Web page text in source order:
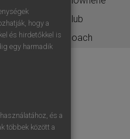
club
coach
hogy a
és hirdetőkkel is
egy harmadik
és a
többek között a